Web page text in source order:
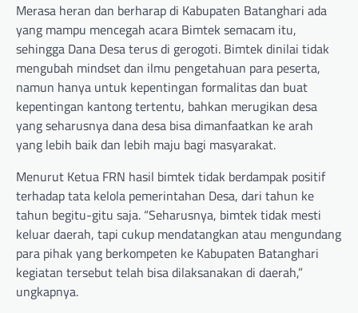
Merasa heran dan berharap di Kabupaten Batanghari ada
yang mampu mencegah acara Bimtek semacam itu,
sehingga Dana Desa terus di gerogoti. Bimtek dinilai tidak
mengubah mindset dan ilmu pengetahuan para peserta,
namun hanya untuk kepentingan formalitas dan buat
kepentingan kantong tertentu, bahkan merugikan desa
yang seharusnya dana desa bisa dimanfaatkan ke arah
yang lebih baik dan lebih maju bagi masyarakat.
Menurut Ketua FRN hasil bimtek tidak berdampak positif
terhadap tata kelola pemerintahan Desa, dari tahun ke
tahun begitu-gitu saja. “Seharusnya, bimtek tidak mesti
keluar daerah, tapi cukup mendatangkan atau mengundang
para pihak yang berkompeten ke Kabupaten Batanghari
kegiatan tersebut telah bisa dilaksanakan di daerah,”
ungkapnya.